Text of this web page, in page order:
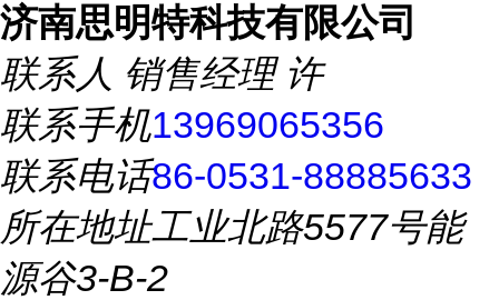
济南思明特科技有限公司
联系人 销售经理 许
联系手机13969065356
联系电话86-0531-88885633
所在地址工业北路5577号能
源谷3-B-2